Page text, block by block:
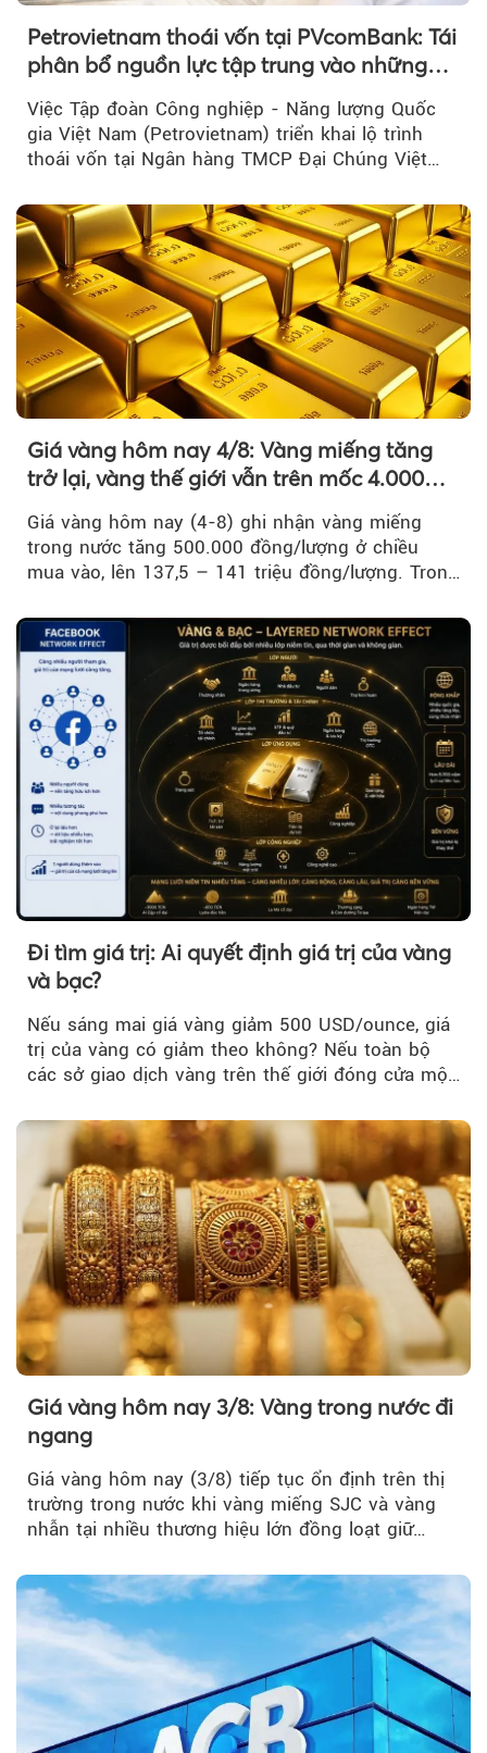
Petrovietnam thoái vốn tại PVcomBank: Tái
phân bổ nguồn lực tập trung vào những
Việc Tập đoàn Công nghiệp - Năng lượng Quốc
gia Việt Nam (Petrovietnam) triển khai lộ trình
thoái vốn tại Ngân hàng TMCP Đại Chúng Việt
Giá vàng hôm nay 4/8: Vàng miếng tăng
trở lại, vàng thế giới vẫn trên mốc 4.000
Giá vàng hôm nay (4-8) ghi nhận vàng miếng
trong nước tăng 500.000 đồng/lượng ở chiều
mua vào, lên 137,5 – 141 triệu đồng/lượng. Trong
trì trên ngưỡng 4.000 USD/ounce.
Đi tìm giá trị: Ai quyết định giá trị của vàng
và bạc?
Nếu sáng mai giá vàng giảm 500 USD/ounce, giá
trị của vàng có giảm theo không? Nếu toàn bộ
các sở giao dịch vàng trên thế giới đóng cửa một
Giá vàng hôm nay 3/8: Vàng trong nước đi
ngang
Giá vàng hôm nay (3/8) tiếp tục ổn định trên thị
trường trong nước khi vàng miếng SJC và vàng
nhẫn tại nhiều thương hiệu lớn đồng loạt giữ